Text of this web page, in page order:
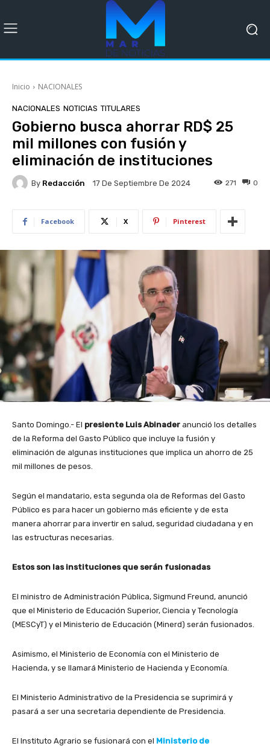
Inicio NACIONALES
NACIONALES NOTICIAS TITULARES
Gobierno busca ahorrar RD$ 25
mil millones con fusión y
eliminación de instituciones
By Redacción 17 De Septiembre De 2024 0
271
Facebook X Pinterest
Santo Domingo.- El presiente Luis Abinader anunció los detalles
de la Reforma del Gasto Público que incluye la fusión y
eliminación de algunas instituciones que implica un ahorro de 25
mil millones de pesos.
Según el mandatario, esta segunda ola de Reformas del Gasto
Público es para hacer un gobierno más eficiente y de esta
manera ahorrar para invertir en salud, seguridad ciudadana y en
las estructuras necesarias.
Estos son las instituciones que serán fusionadas
El ministro de Administración Pública, Sigmund Freund, anunció
que el Ministerio de Educación Superior, Ciencia y Tecnología
(MESCyT) y el Ministerio de Educación (Minerd) serán fusionados.
Asimismo, el Ministerio de Economía con el Ministerio de
Hacienda, y se llamará Ministerio de Hacienda y Economía.
El Ministerio Administrativo de la Presidencia se suprimirá y
pasará a ser una secretaria dependiente de Presidencia.
El Instituto Agrario se fusionará con el Ministerio de